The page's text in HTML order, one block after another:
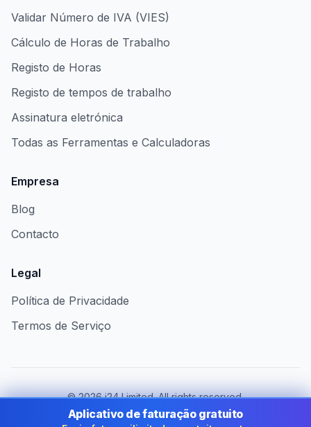
Validar Número de IVA (VIES)
Cálculo de Horas de Trabalho
Registo de Horas
Registo de tempos de trabalho
Assinatura eletrónica
Todas as Ferramentas e Calculadoras
Empresa
Blog
Contacto
Legal
Política de Privacidade
Termos de Serviço
©2026i24 Limited. All rights reserved.
Ao serviço das empresas em Portugal
Aplicativo de faturação gratuito